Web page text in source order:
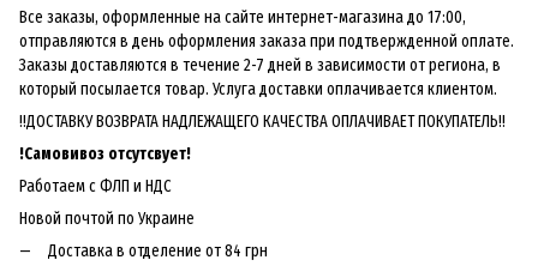
Все заказы, оформленные на сайте интернет-магазина до 17:00,
отправляются в день оформления заказа при подтвержденной оплате.
Заказы доставляются в течение 2-7 дней в зависимости от региона, в
который посылается товар. Услуга доставки оплачивается клиентом.
!!ДОСТАВКУ ВОЗВРАТА НАДЛЕЖАЩЕГО КАЧЕСТВА ОПЛАЧИВАЕТ ПОКУПАТЕЛЬ!!
!Самовивоз отсутсвует!
Работаем с ФЛП и НДС
Новой почтой по Украине
Доставка в отделение от 84 грн